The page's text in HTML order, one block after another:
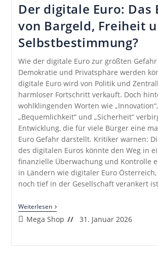
Der digitale Euro: Das
von Bargeld, Freiheit
Selbstbestimmung?
Wie der digitale Euro zur größten
Demokratie und Privatsphäre werden
digitale Euro wird von Politik und
harmloser Fortschritt verkauft. Doch
wohlklingenden Worten wie „Innovation“,
„Bequemlichkeit“ und „Sicherheit“
Entwicklung, die für viele Bürger eine
Euro Gefahr darstellt. Kritiker warnen:
des digitalen Euros könnte den Weg in
finanzielle Überwachung und Kontrolle
in Ländern wie digitaler Euro Österreich,
noch tief in der Gesellschaft verankert
WeiterlesenDer
Digitale
Euro:
Beitrags-
Mega Shop
Beitrag
31. Januar 2026